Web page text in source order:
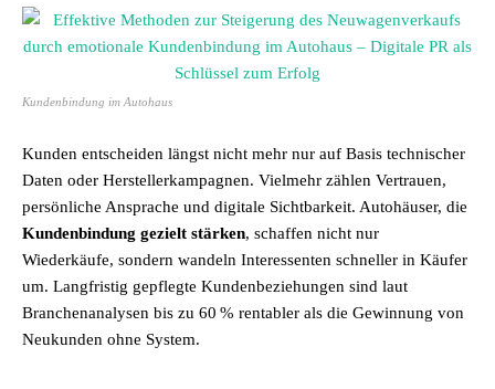
Kundenbindung im Autohaus
Kunden entscheiden längst nicht mehr nur auf Basis technischer
Daten oder Herstellerkampagnen. Vielmehr zählen Vertrauen,
persönliche Ansprache und digitale Sichtbarkeit. Autohäuser, die
Kundenbindung gezielt stärken, schaffen nicht nur
Wiederkäufe, sondern wandeln Interessenten schneller in Käufer
um. Langfristig gepflegte Kundenbeziehungen sind laut
Branchenanalysen bis zu 60 % rentabler als die Gewinnung von
Neukunden ohne System.